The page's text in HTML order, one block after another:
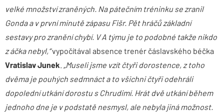
velké množství zraněných. Na pátečním tréninku se zranil
Gonda a v první minutě zápasu Fišr. Pět hráčů základní
sestavy pro zranění chybí. V A týmu je to podobné takže nikdo
z áčka nebyl,“vypočítával absence trenér čáslavského béčka
Vratislav Junek. „Museli jsme vzít čtyři dorostence, z toho
dvěma je pouhých sedmnáct a to všichni čtyři odehráli
dopolední utkání dorostu s Chrudimí. Hrát dvě utkání během
jednoho dne je v podstatě nesmysl, ale nebyla jiná možnost.